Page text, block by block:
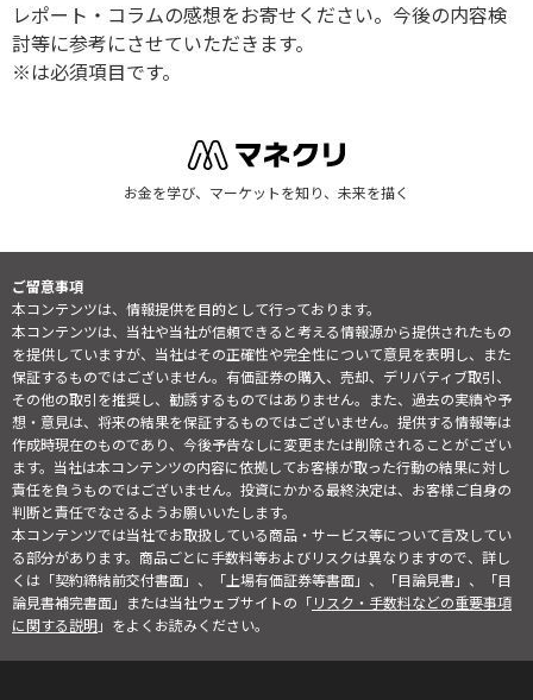
レポート・コラムの感想をお寄せください。今後の内容検
討等に参考にさせていただきます。
※は必須項目です。
お金を学び、マーケットを知り、未来を描く
ご留意事項
本コンテンツは、情報提供を目的として行っております。
本コンテンツは、当社や当社が信頼できると考える情報源から提供されたもの
を提供していますが、当社はその正確性や完全性について意見を表明し、また
保証するものではございません。有価証券の購入、売却、デリバティブ取引、
その他の取引を推奨し、勧誘するものではありません。また、過去の実績や予
想・意見は、将来の結果を保証するものではございません。提供する情報等は
作成時現在のものであり、今後予告なしに変更または削除されることがござい
ます。当社は本コンテンツの内容に依拠してお客様が取った行動の結果に対し
責任を負うものではございません。投資にかかる最終決定は、お客様ご自身の
判断と責任でなさるようお願いいたします。
本コンテンツでは当社でお取扱している商品・サービス等について言及してい
る部分があります。商品ごとに手数料等およびリスクは異なりますので、詳し
くは「契約締結前交付書面」、「上場有価証券等書面」、「目論見書」、「目
論見書補完書面」または当社ウェブサイトの「リスク・手数料などの重要事項
に関する説明」をよくお読みください。